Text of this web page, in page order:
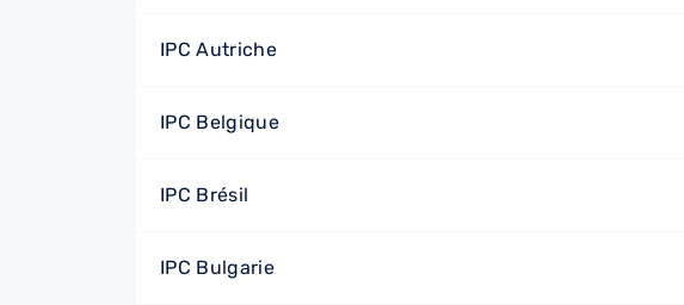
IPC Autriche
IPC Belgique
IPC Brésil
IPC Bulgarie